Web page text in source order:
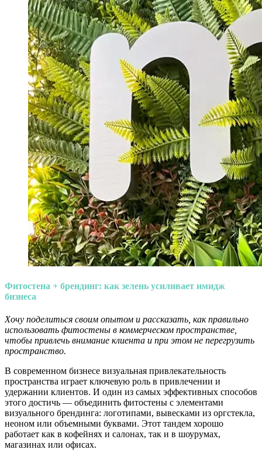
Фитостена + брендинг: как зелень усиливает имидж
бизнеса
Хочу поделиться своим опытом и рассказать, как правильно
использовать фитостены в коммерческом пространстве,
чтобы привлечь внимание клиента и при этом не перегрузить
пространство.
В современном бизнесе визуальная привлекательность
пространства играет ключевую роль в привлечении и
удержании клиентов. И один из самых эффективных способов
этого достичь — объединить фитостены с элементами
визуального брендинга: логотипами, вывесками из оргстекла,
неоном или объемными буквами. Этот тандем хорошо
работает как в кофейнях и салонах, так и в шоурумах,
магазинах или офисах.